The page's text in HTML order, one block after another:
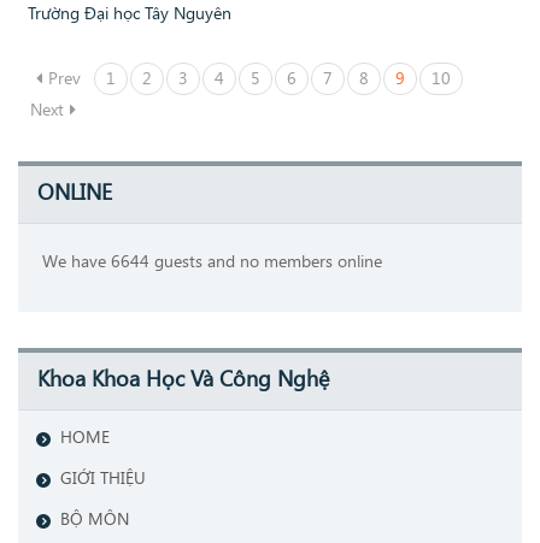
Trường Đại học Tây Nguyên
Prev 1 2 3 4 5 6 7 8 9
10
Next
ONLINE
We have 6644 guests and no members online
Khoa Khoa Học Và Công Nghệ
HOME
GIỚI THIỆU
BỘ MÔN